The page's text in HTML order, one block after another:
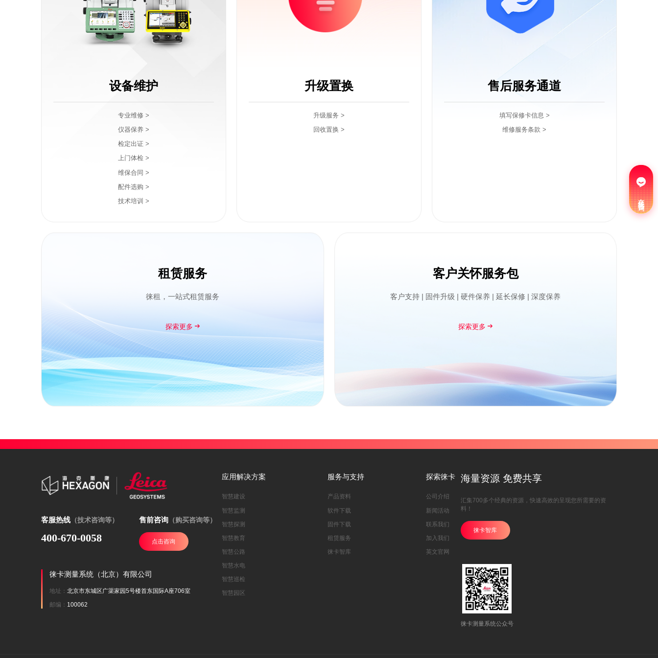
设备维护
专业维修 >
仪器保养 >
检定出证 >
上门体检 >
维保合同 >
配件选购 >
技术培训 >
升级置换
升级服务 >
回收置换 >
售后服务通道
填写保修卡信息 >
维修服务条款 >
租赁服务
徕租，一站式租赁服务
探索更多
客户关怀服务包
客户支持 | 固件升级 |硬件保养 |延长保修 |深度保养
探索更多
客服热线 （技术咨询等）
400-670-0058
售前咨询 （购买咨询等）
点击咨询
徕卡测量系统（北京）有限公司
地址： 北京市东城区广渠家园5号楼首东国际A座706室
邮编： 100062
应用解决方案
智慧建设
智慧监测
智慧探测
智慧教育
智慧公路
智慧水电
智慧巡检
智慧园区
服务与支持
产品资料
软件下载
固件下载
租赁服务
徕卡智库
探索徕卡
公司介绍
新闻活动
联系我们
加入我们
英文官网
海量资源 免费共享
汇集700多个经典的资源，快速高效的呈现您所需要的资
料！
徕卡智库
徕卡测量系统公众号
在线咨询